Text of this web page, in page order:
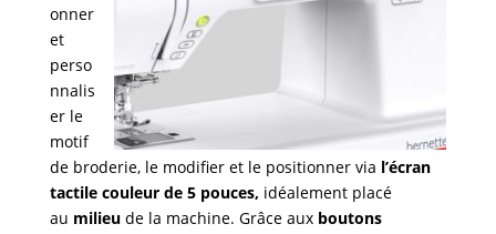
onner
et
perso
nnalis
er le
motif
de broderie, le modifier et le positionner via l’écran
tactile couleur de 5 pouces, idéalement placé
au milieude la machine. Grâce aux boutons